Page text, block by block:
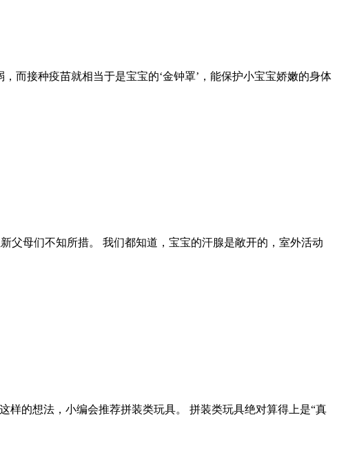
而接种疫苗就相当于是宝宝的‘金钟罩’，能保护小宝宝娇嫩的身体
父母们不知所措。 我们都知道，宝宝的汗腺是敞开的，室外活动
样的想法，小编会推荐拼装类玩具。 拼装类玩具绝对算得上是“真